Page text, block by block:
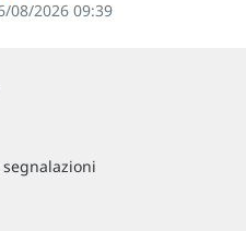
08/2026 09:39